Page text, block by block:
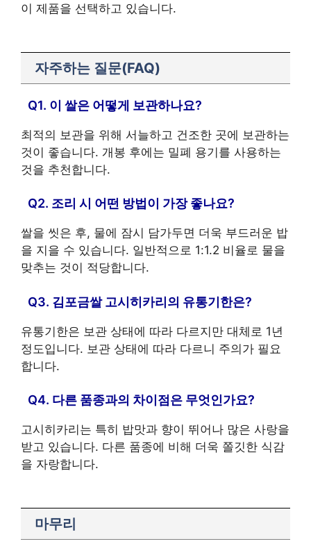
이 제품을 선택하고 있습니다.
자주하는 질문(FAQ)
Q1. 이 쌀은 어떻게 보관하나요?
최적의 보관을 위해 서늘하고 건조한 곳에 보관하는
것이 좋습니다. 개봉 후에는 밀폐 용기를 사용하는
것을 추천합니다.
Q2. 조리 시 어떤 방법이 가장 좋나요?
쌀을 씻은 후, 물에 잠시 담가두면 더욱 부드러운 밥
을 지을 수 있습니다. 일반적으로 1:1.2 비율로 물을
맞추는 것이 적당합니다.
Q3. 김포금쌀 고시히카리의 유통기한은?
유통기한은 보관 상태에 따라 다르지만 대체로 1년
정도입니다. 보관 상태에 따라 다르니 주의가 필요
합니다.
Q4. 다른 품종과의 차이점은 무엇인가요?
고시히카리는 특히 밥맛과 향이 뛰어나 많은 사랑을
받고 있습니다. 다른 품종에 비해 더욱 쫄깃한 식감
을 자랑합니다.
마무리